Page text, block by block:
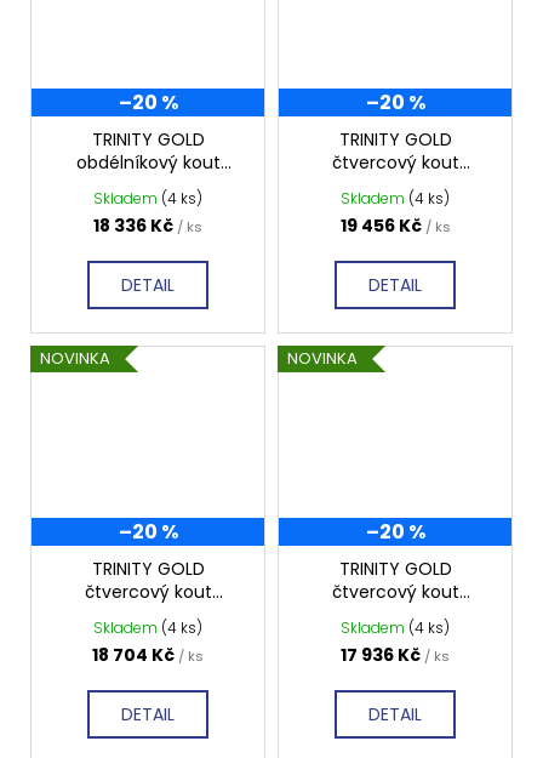
–20 %
TRINITY GOLD
obdélníkový kout
900x800mm levý,
matné sklo, GT5680-
90ML-G
Skladem (4 ks)
18 336 Kč / ks
DETAIL
–20 %
TRINITY GOLD
čtvercový kout
1000x1000mm levý,
matné sklo, GT5610-
10ML-G
Skladem (4 ks)
19 456 Kč / ks
DETAIL
NOVINKA
–20 %
TRINITY GOLD
čtvercový kout
900x900mm levý,
matné sklo, GT5690-
90ML-G
Skladem (4 ks)
18 704 Kč / ks
DETAIL
NOVINKA
–20 %
TRINITY GOLD
čtvercový kout
800x800mm levý,
matné sklo, GT5680-
80ML-G
Skladem (4 ks)
17 936 Kč / ks
DETAIL